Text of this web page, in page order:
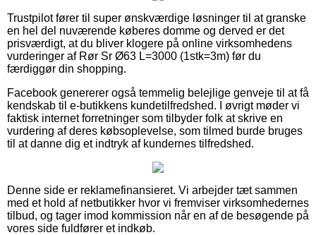
Trustpilot fører til super ønskværdige løsninger til at granske
en hel del nuværende køberes domme og derved er det
prisværdigt, at du bliver klogere på online virksomhedens
vurderinger af Rør Sr Ø63 L=3000 (1stk=3m) før du
færdiggør din shopping.
Facebook genererer også temmelig belejlige genveje til at få
kendskab til e-butikkens kundetilfredshed. I øvrigt møder vi
faktisk internet forretninger som tilbyder folk at skrive en
vurdering af deres købsoplevelse, som tilmed burde bruges
til at danne dig et indtryk af kundernes tilfredshed.
Denne side er reklamefinansieret. Vi arbejder tæt sammen
med et hold af netbutikker hvor vi fremviser virksomhedernes
tilbud, og tager imod kommission når en af de besøgende på
vores side fuldfører et indkøb.